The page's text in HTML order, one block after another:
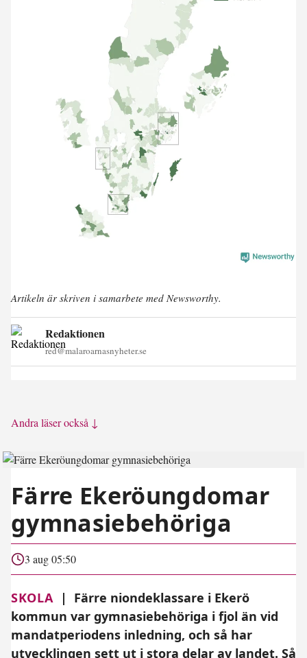
Artikeln är skriven i samarbete med Newsworthy.
Redaktionen
red@malaroarnasnyheter.se
Andra läser också ↓
Färre Ekeröungdomar
gymnasiebehöriga
3 aug 05:50
SKOLA |
Färre niondeklassare i Ekerö
kommun var gymnasiebehöriga i fjol än vid
mandatperiodens inledning, och så har
utvecklingen sett ut i stora delar av landet. Så